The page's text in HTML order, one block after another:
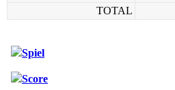
TOTAL
Spiel
Score